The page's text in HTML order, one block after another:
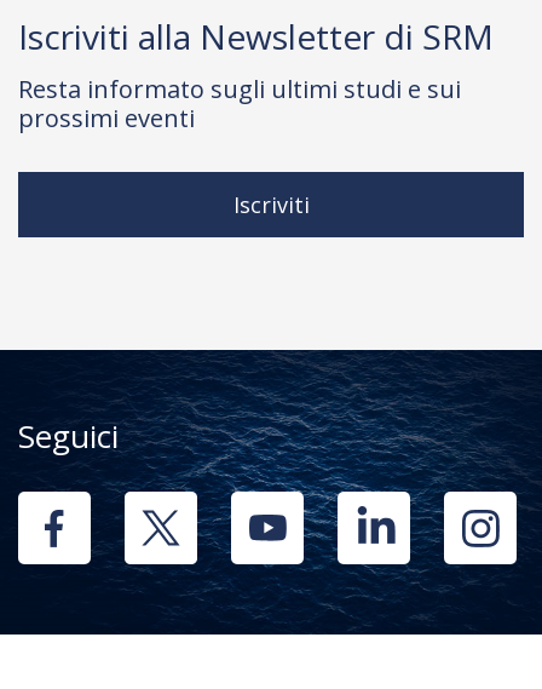
Iscriviti alla Newsletter di SRM
Resta informato sugli ultimi studi e sui
prossimi eventi
Iscriviti
Seguici